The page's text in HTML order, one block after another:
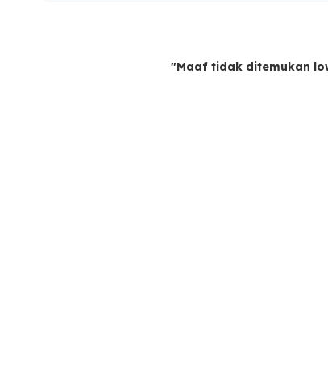
"Maaf tidak ditemukan